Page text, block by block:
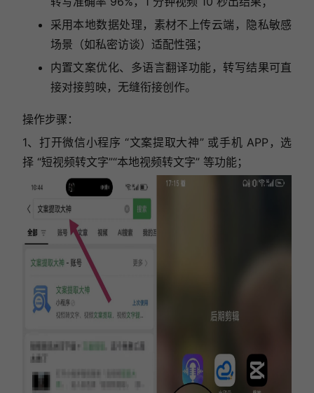
采用本地数据处理，素材不上传云端，隐私敏感
场景（如私密访谈）适配性强；
内置文案优化、多语言翻译功能，转写结果可直
接对接剪映，无缝衔接创作。
操作步骤：
1、打开微信小程序 “文案提取大神” 或手机 APP，选
择 “短视频转文字”“本地视频转文字” 等功能；